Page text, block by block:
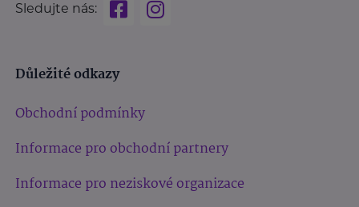
Sledujte nás:
Důležité odkazy
Obchodní podmínky
Informace pro obchodní partnery
Informace pro neziskové organizace